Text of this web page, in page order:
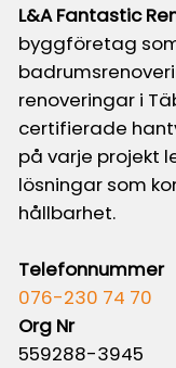
L&A Fantastic
byggföretag
renoveringar i
certifierade
på varje projekt
lösningar som
hållbarhet.
Telefonnummer
076-230 74 70
Org Nr
559288-3945